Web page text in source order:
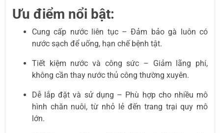
Ưu điểm nổi bật:
Cung cấp nước liên tục – Đảm bảo gà luôn có
nước sạch để uống, hạn chế bệnh tật.
Tiết kiệm nước và công sức – Giảm lãng phí,
không cần thay nước thủ công thường xuyên.
Dễ lắp đặt và sử dụng – Phù hợp cho nhiều mô
hình chăn nuôi, từ nhỏ lẻ đến trang trại quy mô
lớn.